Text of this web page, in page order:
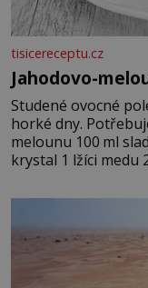
tisicereceptu.cz
Jahodovo-
Studené ovocné
horké dny. Potřebujete 200 g jahod 600 g žlutého
melounu 100 ml
krystal 1 lžíci medu